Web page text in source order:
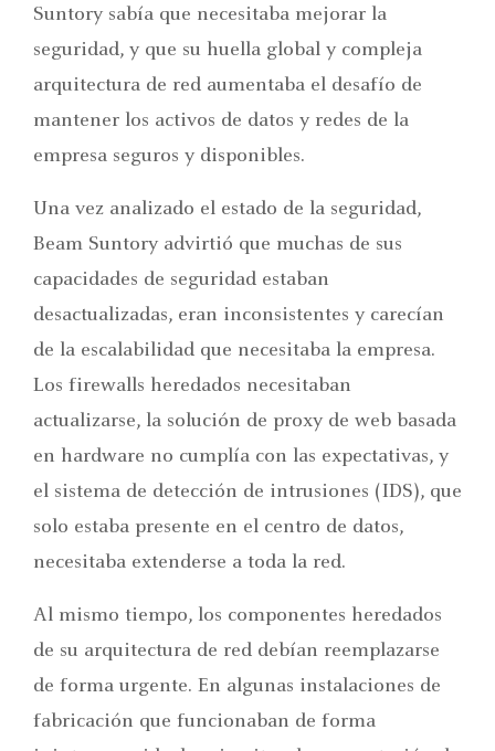
Suntory sabía que necesitaba mejorar la
seguridad, y que su huella global y compleja
arquitectura de red aumentaba el desafío de
mantener los activos de datos y redes de la
empresa seguros y disponibles.
Una vez analizado el estado de la seguridad,
Beam Suntory advirtió que muchas de sus
capacidades de seguridad estaban
desactualizadas, eran inconsistentes y carecían
de la escalabilidad que necesitaba la empresa.
Los firewalls heredados necesitaban
actualizarse, la solución de proxy de web basada
en hardware no cumplía con las expectativas, y
el sistema de detección de intrusiones (IDS), que
solo estaba presente en el centro de datos,
necesitaba extenderse a toda la red.
Al mismo tiempo, los componentes heredados
de su arquitectura de red debían reemplazarse
de forma urgente. En algunas instalaciones de
fabricación que funcionaban de forma